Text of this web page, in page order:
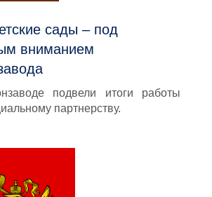
сады – под
вниманием
подвели итоги работы
партнерству.